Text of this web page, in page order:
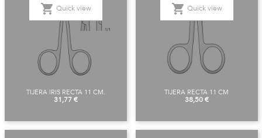
TIJERA IRIS RECTA 11 CM.
Price
31,77 €
shopping_cart Quick view
TIJERA RECTA 11 CM
Price
38,50 €
shopping_cart Quick view